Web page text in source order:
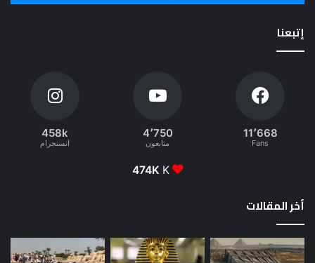
إتبعنا
11٬668
Fans
4٬750
متابعون
458k
انستجرام
474K K
أخر المقالات